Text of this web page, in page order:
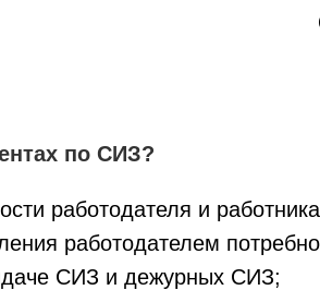
по СИЗ?
работодателя и
работодателем
СИЗ и дежурных СИЗ;